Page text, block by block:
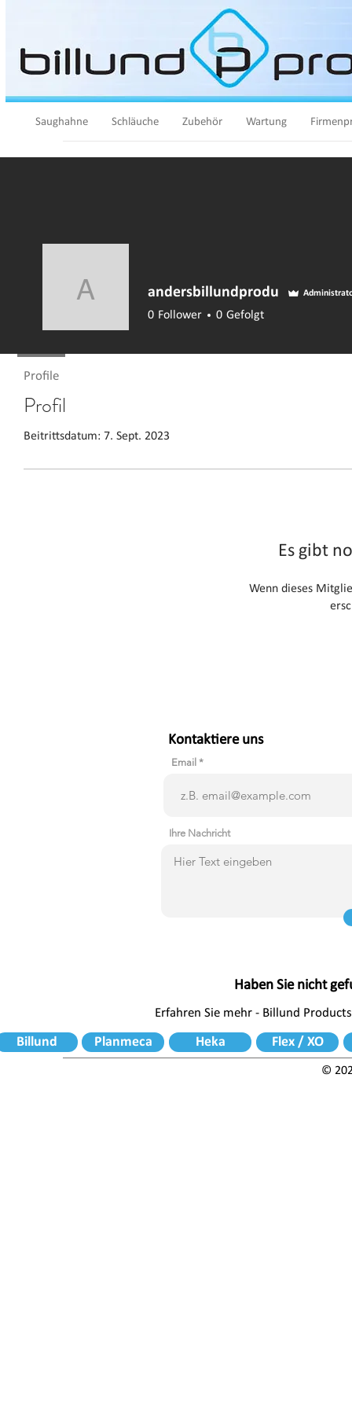
Saughahne Schläuche Zubehör Wartung
Profil
Beitrittsdatum: 7. Sept. 2023
Es gibt
Wenn dieses
andersbillundprodu
andersbillundprodu
0 Follower 0 Gefolgt
Profile
Kontaktiere uns
Email
Ihre Nachricht
Haben Sie nicht
Erfahren Sie mehr - Billund
Billund Planmeca Heka Flex / XO
©